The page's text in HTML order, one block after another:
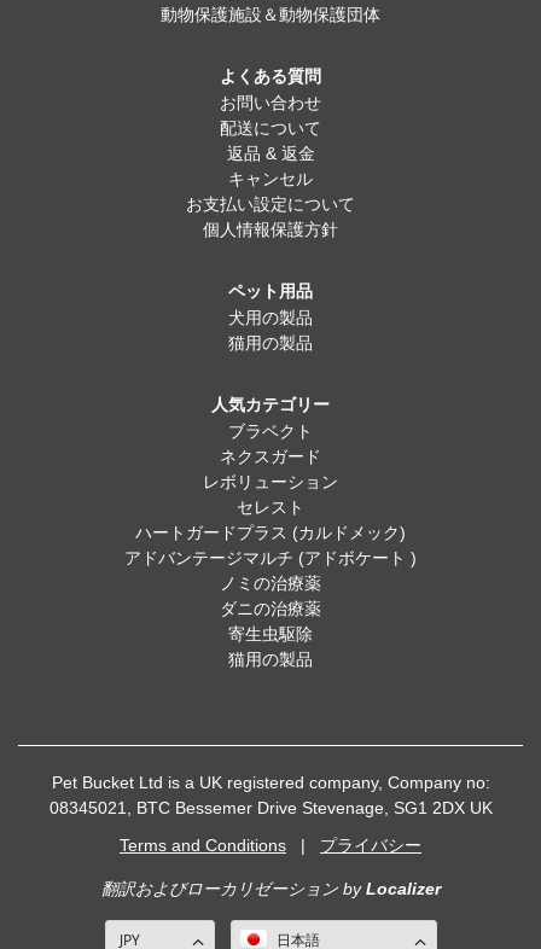
動物保護施設＆動物保護団体
よくある質問
お問い合わせ
配送について
返品 & 返金
キャンセル
お支払い設定について
個人情報保護方針
ペット用品
犬用の製品
猫用の製品
人気カテゴリー
ブラベクト
ネクスガード
レボリューション
セレスト
ハートガードプラス (カルドメック)
アドバンテージマルチ (アドボケート )
ノミの治療薬
ダニの治療薬
寄生虫駆除
猫用の製品
Pet Bucket Ltd is a UK registered company, Company no:
08345021, BTC Bessemer Drive Stevenage, SG1 2DX UK
Terms and Conditions | プライバシー
翻訳およびローカリゼーションbyLocalizer
JPY 日本語